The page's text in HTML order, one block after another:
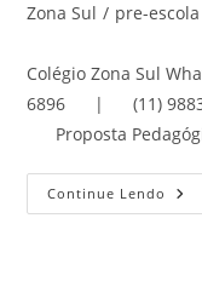
Zona Sul / pre-
Colégio Zona Sul
6896 | (11) 98838-
Proposta
Continue Lendo